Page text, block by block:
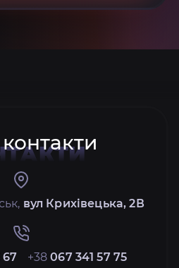
вул Крихівецька, 2В
67 +38067 341 57 75